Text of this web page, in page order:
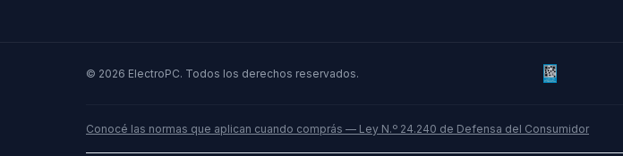
© 2026 ElectroPC. Todos los derechos reservados.
Conocé las normas que aplican cuando comprás — Ley N.º 24.240 de Defensa del Consumidor